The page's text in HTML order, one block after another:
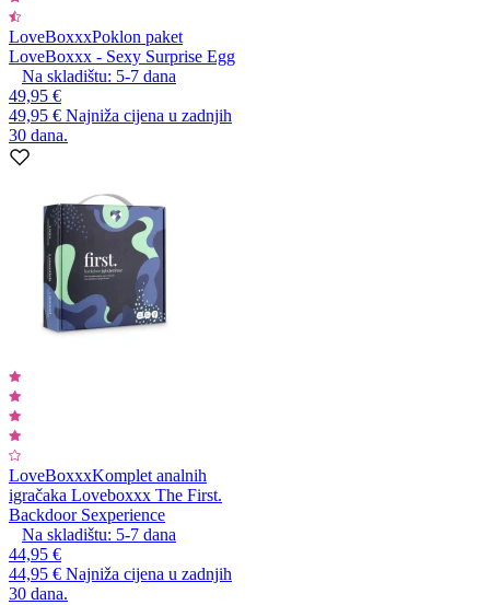
LoveBoxxxPoklon paket
LoveBoxxx - Sexy Surprise Egg
Na skladištu: 5-7 dana
49,95 €
49,95 € Najniža cijena u zadnjih
30 dana.
LoveBoxxxKomplet analnih
igračaka Loveboxxx The First.
Backdoor Sexperience
Na skladištu: 5-7 dana
44,95 €
44,95 € Najniža cijena u zadnjih
30 dana.